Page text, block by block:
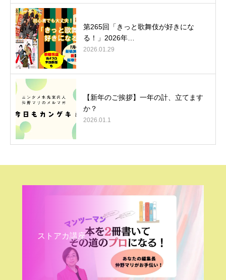
第265回「きっと歌舞伎が好きにな
る！」2026年…
2026.01.29
【新年のご挨拶】一年の計、立てます
か？
2026.01.1
ストアカ講座